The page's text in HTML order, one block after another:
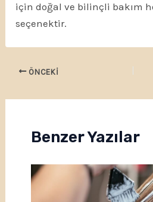
için doğal ve bilinçli bakım
seçenektir.
ÖNCEKI
Benzer Yazılar